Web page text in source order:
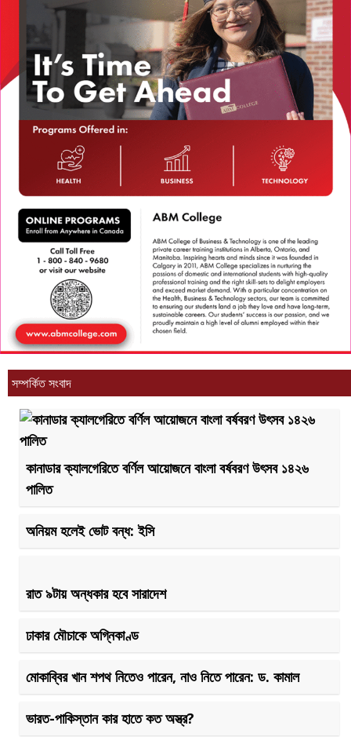
সম্পর্কিত সংবাদ
কানাডার ক্যালগেরিতে বর্ণিল আয়োজনে বাংলা বর্ষবরণ উৎসব ১৪২৬
পালিত
অনিয়ম হলেই ভোট বন্ধ: ইসি
রাত ৯টায় অন্ধকার হবে সারাদেশ
ঢাকার মৌচাকে অগ্নিকাণ্ড
মোকাব্বির খান শপথ নিতেও পারেন, নাও নিতে পারেন: ড. কামাল
ভারত-পাকিস্তান কার হাতে কত অস্ত্র?